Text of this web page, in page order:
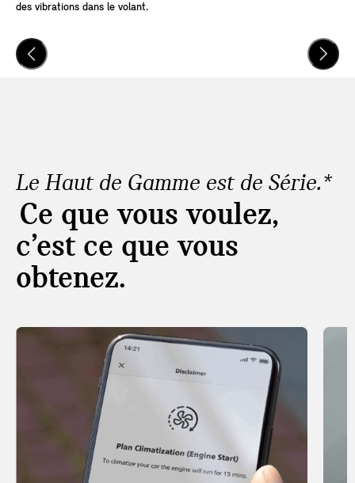
des vibrations dans le volant.
Le Haut de Gamme est de Série.*
Ce que vous voulez,
c’est ce que vous
obtenez.